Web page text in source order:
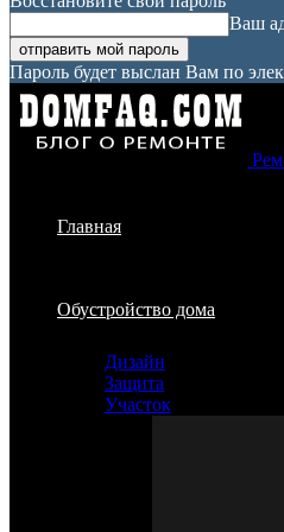
Ваш
Пароль будет выслан Вам по
Главная
Обустройство дома
Дизайн
Защита
Участок